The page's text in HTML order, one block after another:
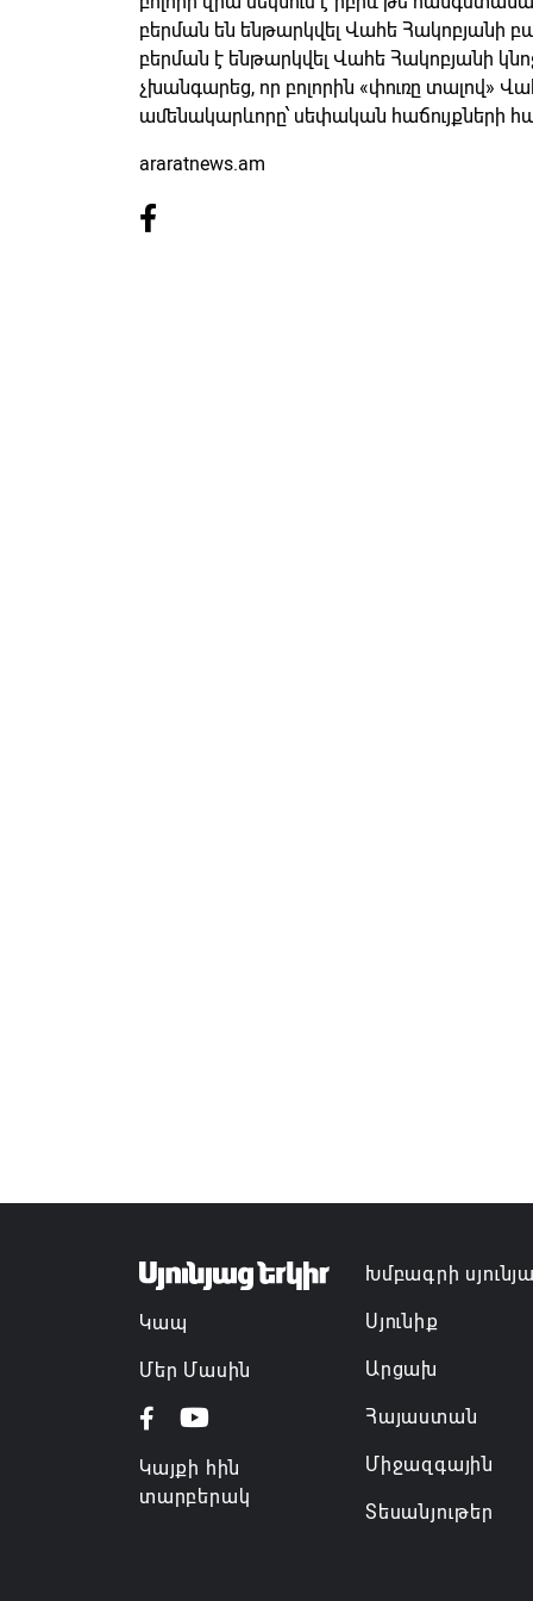
բերման են ենթարկվել Վահե Հակոբյանի
բերման է ենթարկվել Վահե Հակոբյանի
չխանգարեց, որ բոլորին «փուռը տալով»
ամենակարևորը՝ սեփական հաճույքների
araratnews.am
Կապ
Մեր Մասին
Կայքի հին
տարբերակ
Խմբագրի
Սյունիք
Արցախ
Հայաստան
Միջազգային
Տեսանյութեր